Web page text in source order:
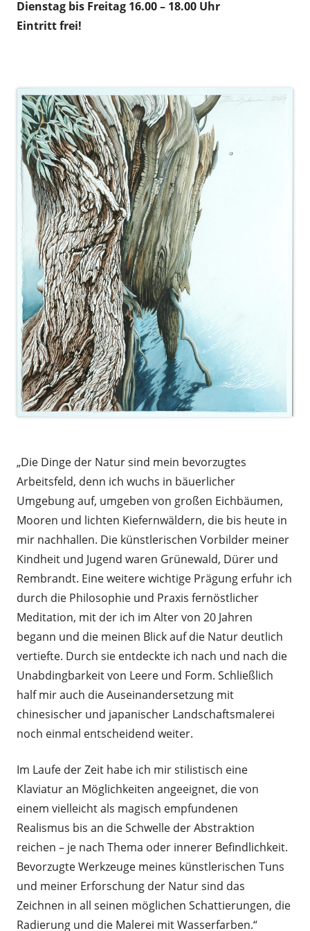
Dienstag bis Freitag 16.00 – 18.00 Uhr
Eintritt frei!
„Die Dinge der Natur sind mein bevorzugtes
Arbeitsfeld, denn ich wuchs in bäuerlicher
Umgebung auf, umgeben von großen Eichbäumen,
Mooren und lichten Kiefernwäldern, die bis heute in
mir nachhallen. Die künstlerischen Vorbilder meiner
Kindheit und Jugend waren Grünewald, Dürer und
Rembrandt. Eine weitere wichtige Prägung erfuhr ich
durch die Philosophie und Praxis fernöstlicher
Meditation, mit der ich im Alter von 20 Jahren
begann und die meinen Blick auf die Natur deutlich
vertiefte. Durch sie entdeckte ich nach und nach die
Unabdingbarkeit von Leere und Form. Schließlich
half mir auch die Auseinandersetzung mit
chinesischer und japanischer Landschaftsmalerei
noch einmal entscheidend weiter.
Im Laufe der Zeit habe ich mir stilistisch eine
Klaviatur an Möglichkeiten angeeignet, die von
einem vielleicht als magisch empfundenen
Realismus bis an die Schwelle der Abstraktion
reichen – je nach Thema oder innerer Befindlichkeit.
Bevorzugte Werkzeuge meines künstlerischen Tuns
und meiner Erforschung der Natur sind das
Zeichnen in all seinen möglichen Schattierungen, die
Radierung und die Malerei mit Wasserfarben.“